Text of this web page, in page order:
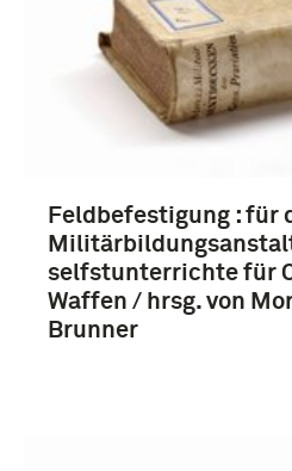
Feldbefestigung : für
selfstunterrichte für
Waffen / hrsg. von
Brunner